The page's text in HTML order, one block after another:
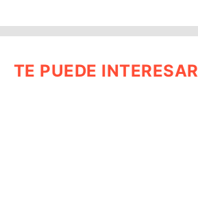
TE PUEDE INTERESAR